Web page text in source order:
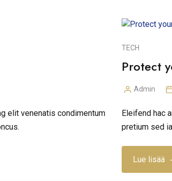
elit venenatis condimentum
TECH
Protect
Posted
Admin
Eleifend hac
pretium sed
Lue lisää